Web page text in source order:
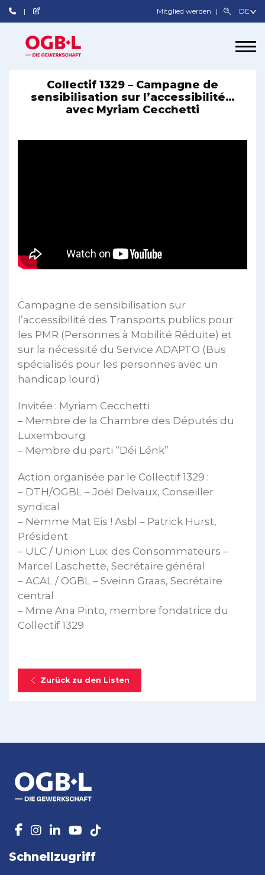
Mitglied werden
Collectif 1329 – Campagne de
sensibilisation sur l’accessibilité…
avec Myriam Cecchetti
Campagne de sensibilisation sur
l’accessibilité des Transports publics pour
les PMR (Personnes à Mobilité Réduite) et
sur la nécessité du Service ADAPTO (Bus
spécialisés pour les personnes avec un
handicap lourd)
Invitée : Myriam Cecchetti
– Membre de la Chambre des Députés du
Luxembourg
– Membre du parti “Déi Lénk”
Action organisée par le Collectif 1329 :
– DTH/OGBL – Joël Delvaux, Conseiller
syndical
– Nëmme Mat Eis ! Asbl – Patrick Hurst,
Président
– ULC / Union Lux. des Consommateurs –
Marcel Laschette, Secrétaire général
– ACAL / OGBL – Sveinn Graas, Secrétaire
central
– Mme Ana Pinto, membre fondatrice du
Collectif 1329
Zurück zu den Listen
Schnellzugriff